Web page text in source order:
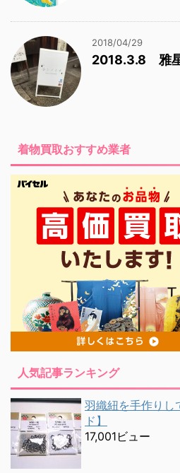
2018/04/29
2018.3.8 雅
着物買取おすすめ業者
人気記事ランキング
羽織紐を手作りし
ド】
17,001ビュー